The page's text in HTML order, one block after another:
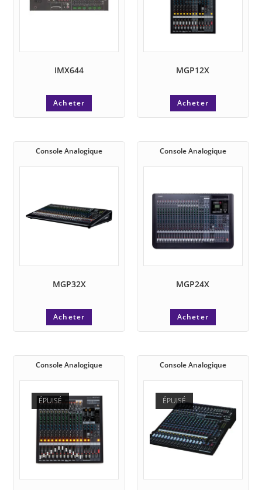
IMX644
Acheter
MGP12X
Acheter
Console Analogique
MGP32X
Acheter
Console Analogique
MGP24X
Acheter
Console Analogique
ÉPUISÉ
Console Analogique
ÉPUISÉ